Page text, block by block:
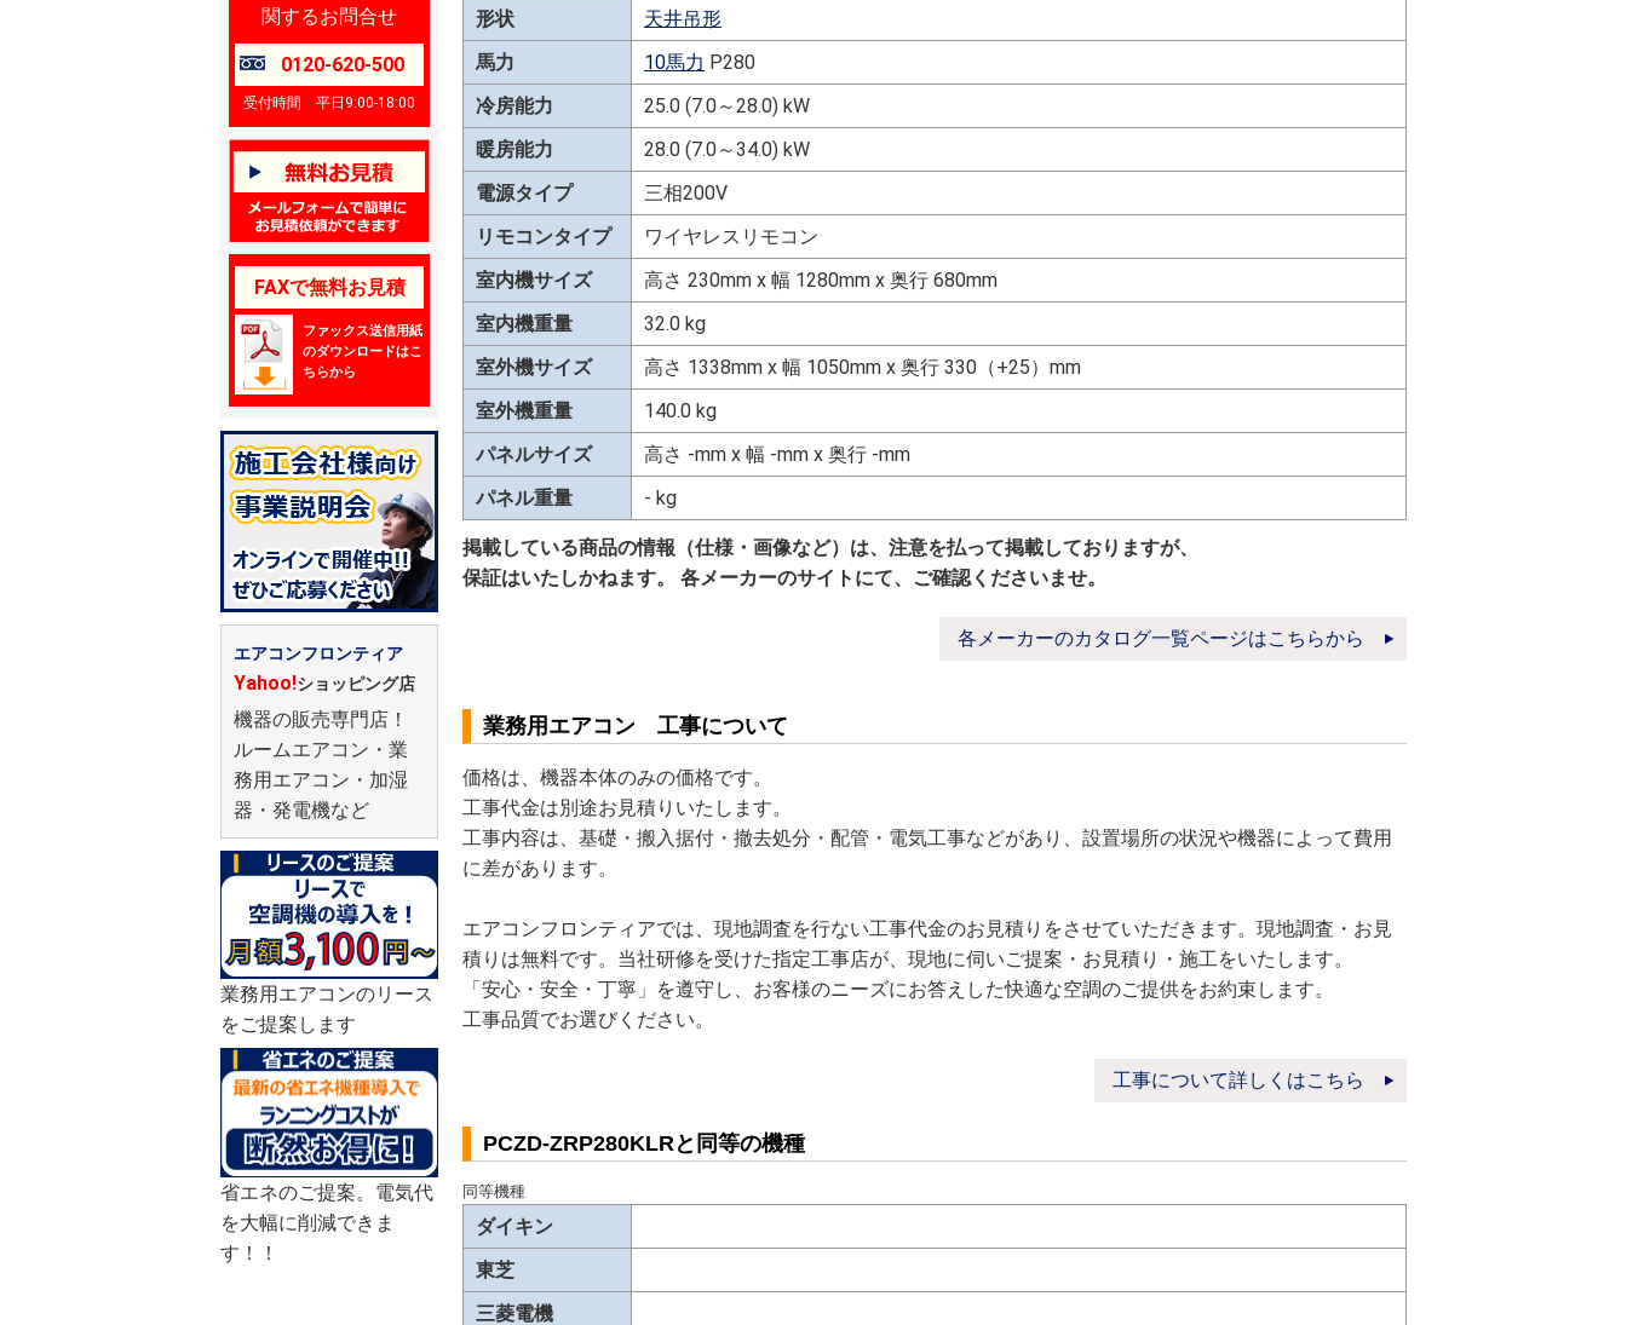
関するお問合せ
0120-620-500
受付時間 平日9:00-18:00
FAXで無料お見積
ファックス送信用紙
のダウンロードはこ
ちらから
エアコンフロンティア
Yahoo!ショッピング店
機器の販売専門店！
ルームエアコン・業
務用エアコン・加湿
器・発電機など
業務用エアコンのリース
をご提案します
省エネのご提案。電気代
を大幅に削減できま
す！！
形状
天井吊形
馬力
10馬力 P280
冷房能力
25.0 (7.0～28.0) kW
暖房能力
28.0 (7.0～34.0) kW
電源タイプ
三相200V
リモコンタイプ
ワイヤレスリモコン
室内機サイズ
高さ 230mm x 幅 1280mm x 奥行 680mm
室内機重量
32.0 kg
室外機サイズ
高さ 1338mm x 幅 1050mm x 奥行 330（+25）mm
室外機重量
140.0 kg
パネルサイズ
高さ -mm x 幅 -mm x 奥行 -mm
パネル重量
- kg
掲載している商品の情報（仕様・画像など）は、注意を払って掲載しておりますが、
保証はいたしかねます。 各メーカーのサイトにて、ご確認くださいませ。
各メーカーのカタログ一覧ページはこちらから
業務用エアコン 工事について
価格は、機器本体のみの価格です。
工事代金は別途お見積りいたします。
工事内容は、基礎・搬入据付・撤去処分・配管・電気工事などがあり、設置場所の状況や機器によって費用
に差があります。
エアコンフロンティアでは、現地調査を行ない工事代金のお見積りをさせていただきます。現地調査・お見
積りは無料です。当社研修を受けた指定工事店が、現地に伺いご提案・お見積り・施工をいたします。
「安心・安全・丁寧」を遵守し、お客様のニーズにお答えした快適な空調のご提供をお約束します。
工事品質でお選びください。
工事について詳しくはこちら
PCZD-ZRP280KLRと同等の機種
同等機種
ダイキン
東芝
三菱電機